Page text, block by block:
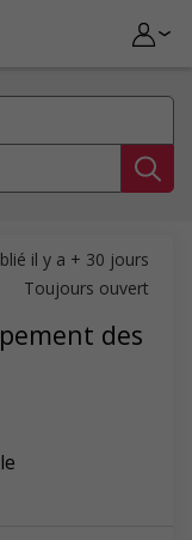
des
il y a + 30 jours
Toujours ouvert